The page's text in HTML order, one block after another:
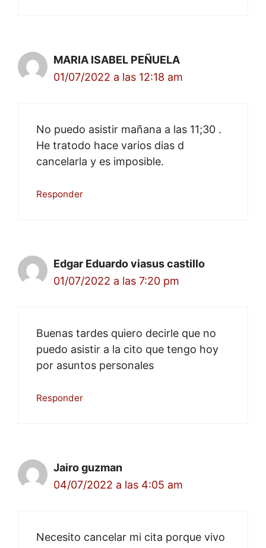
MARIA ISABEL PEÑUELA
01/07/2022 a las 12:18 am
No puedo asistir mañana a las 11;30 .
He tratodo hace varios dias d
cancelarla y es imposible.
Responder
Edgar Eduardo viasus castillo
01/07/2022 a las 7:20 pm
Buenas tardes quiero decirle que no
puedo asistir a la cito que tengo hoy
por asuntos personales
Responder
Jairo guzman
04/07/2022 a las 4:05 am
Necesito cancelar mi cita porque vivo